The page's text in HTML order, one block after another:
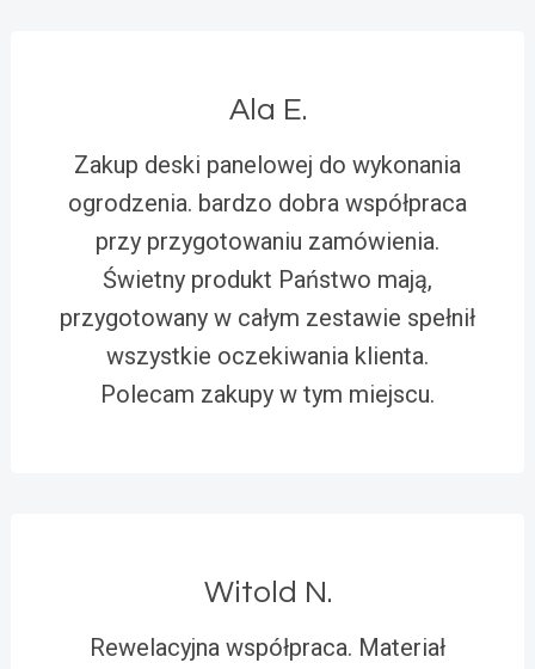
Ala E.
Zakup deski panelowej do wykonania
ogrodzenia. bardzo dobra współpraca
przy przygotowaniu zamówienia.
Świetny produkt Państwo mają,
przygotowany w całym zestawie spełnił
wszystkie oczekiwania klienta.
Polecam zakupy w tym miejscu.
Witold N.
Rewelacyjna współpraca. Materiał